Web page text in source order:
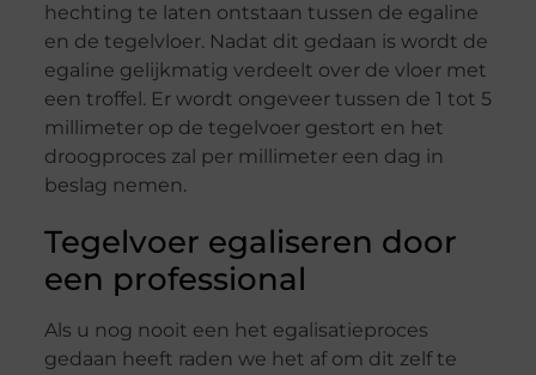
hechting te laten ontstaan tussen de egaline
en de tegelvloer. Nadat dit gedaan is wordt de
egaline gelijkmatig verdeelt over de vloer met
een troffel. Er wordt ongeveer tussen de 1 tot 5
millimeter op de tegelvoer gestort en het
droogproces zal per millimeter een dag in
beslag nemen.
Tegelvoer egaliseren door
een professional
Als u nog nooit een het egalisatieproces
gedaan heeft raden we het af om dit zelf te